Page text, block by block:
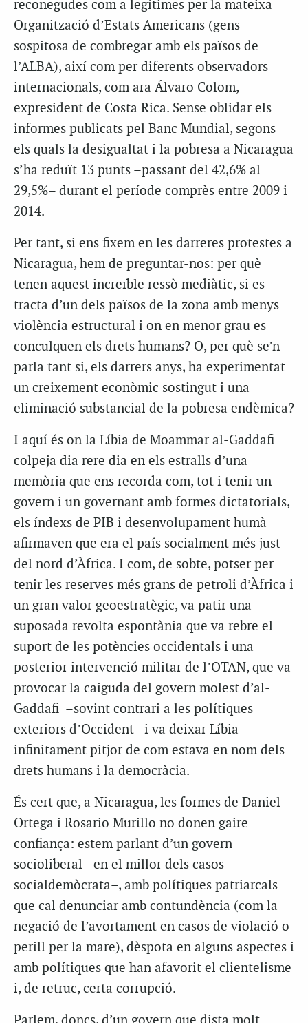
reconegudes com a legítimes per la mateixa
Organització d’Estats Americans (gens
sospitosa de combregar amb els països de
l’ALBA), així com per diferents observadors
internacionals, com ara Álvaro Colom,
expresident de Costa Rica. Sense oblidar els
informes publicats pel Banc Mundial, segons
els quals la desigualtat i la pobresa a Nicaragua
s’ha reduït 13 punts –passant del 42,6% al
29,5%– durant el període comprès entre 2009 i
2014.
Per tant, si ens fixem en les darreres protestes a
Nicaragua, hem de preguntar-nos: per què
tenen aquest increïble ressò mediàtic, si es
tracta d’un dels països de la zona amb menys
violència estructural i on en menor grau es
conculquen els drets humans? O, per què se’n
parla tant si, els darrers anys, ha experimentat
un creixement econòmic sostingut i una
eliminació substancial de la pobresa endèmica?
I aquí és on la Líbia de Moammar al-Gaddafi
colpeja dia rere dia en els estralls d’una
memòria que ens recorda com, tot i tenir un
govern i un governant amb formes dictatorials,
els índexs de PIB i desenvolupament humà
afirmaven que era el país socialment més just
del nord d’Àfrica. I com, de sobte, potser per
tenir les reserves més grans de petroli d’Àfrica i
un gran valor geoestratègic, va patir una
suposada revolta espontània que va rebre el
suport de les potències occidentals i una
posterior intervenció militar de l’OTAN, que va
provocar la caiguda del govern molest d’al-
Gaddafi –sovint contrari a les polítiques
exteriors d’Occident– i va deixar Líbia
infinitament pitjor de com estava en nom dels
drets humans i la democràcia.
És cert que, a Nicaragua, les formes de Daniel
Ortega i Rosario Murillo no donen gaire
confiança: estem parlant d’un govern
socioliberal –en el millor dels casos
socialdemòcrata–, amb polítiques patriarcals
que cal denunciar amb contundència (com la
negació de l’avortament en casos de violació o
perill per la mare), dèspota en alguns aspectes i
amb polítiques que han afavorit el clientelisme
i, de retruc, certa corrupció.